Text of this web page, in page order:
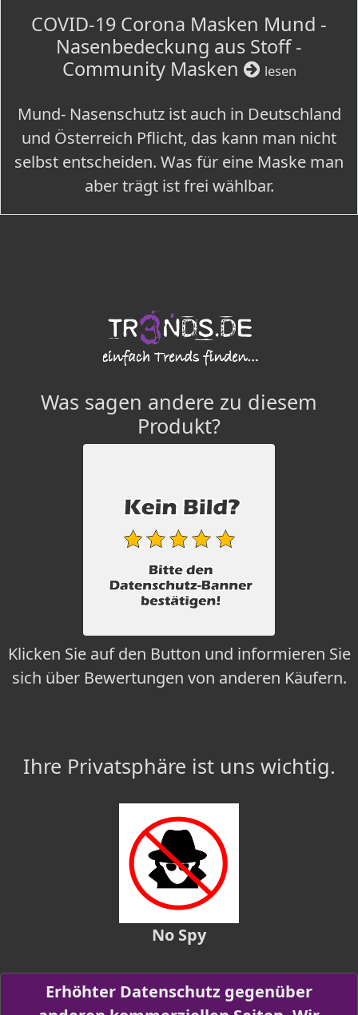
COVID-19 Corona Masken Mund -
Nasenbedeckung aus Stoff -
Community Masken
lesen
Mund- Nasenschutz ist auch in Deutschland
und Österreich Pflicht, das kann man nicht
selbst entscheiden. Was für eine Maske man
aber trägt ist frei wählbar.
Was sagen andere zu diesem
Produkt?
Klicken Sie auf den Button und informieren Sie
sich über Bewertungen von anderen Käufern.
Ihre Privatsphäre ist uns wichtig.
No Spy
Erhöhter Datenschutz gegenüber